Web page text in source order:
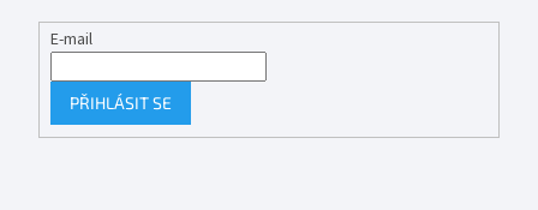
E-mail
PŘIHLÁSIT SE